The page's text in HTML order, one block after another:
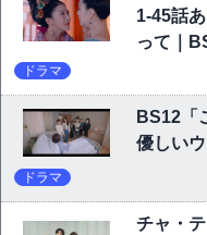
1-45話
って｜
ドラマ
BS12「
優しい
ドラマ
チャ・